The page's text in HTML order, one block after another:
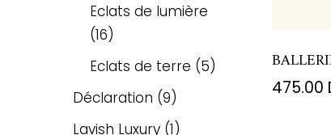
475.00
Eclats de lumière
16
Eclats de terre 5
Déclaration 9
Lavish Luxury 1